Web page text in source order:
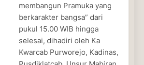
membangun Pramuka yang
berkarakter bangsa” dari
pukul 15.00 WIB hingga
selesai, dihadiri oleh Ka
Kwarcab Purworejo, Kadinas,